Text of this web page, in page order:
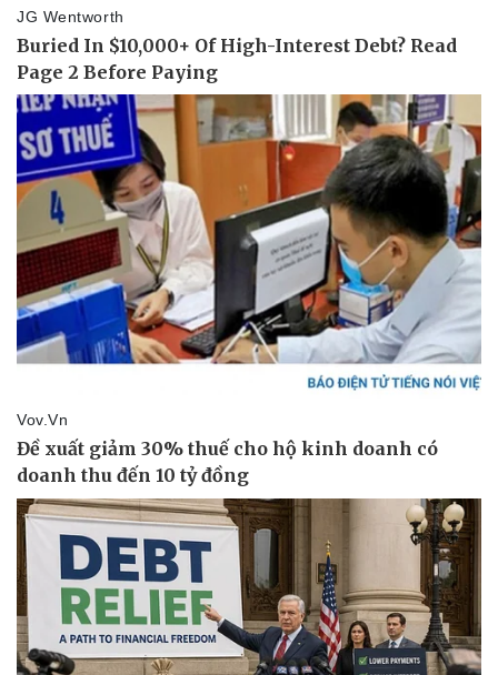
Thể thao
Bóng đá
Lịch thi đấu bóng đá
Thế giới thể thao
Ô tô - Xe máy
Ô tô
Xe máy
Tư vấn